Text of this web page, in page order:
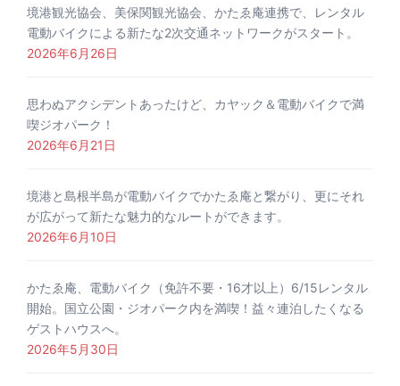
境港観光協会、美保関観光協会、かたゑ庵連携で、レンタル
電動バイクによる新たな2次交通ネットワークがスタート。
2026年6月26日
思わぬアクシデントあったけど、カヤック＆電動バイクで満
喫ジオパーク！
2026年6月21日
境港と島根半島が電動バイクでかたゑ庵と繋がり、更にそれ
が広がって新たな魅力的なルートができます。
2026年6月10日
かたゑ庵、電動バイク（免許不要・16才以上）6/15レンタル
開始。国立公園・ジオパーク内を満喫！益々連泊したくなる
ゲストハウスへ。
2026年5月30日